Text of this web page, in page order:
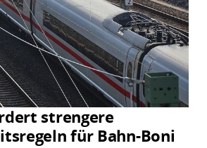
strengere
für Bahn-Boni